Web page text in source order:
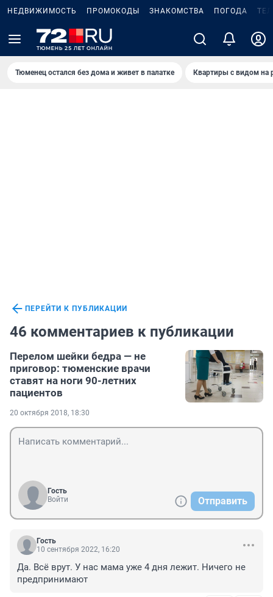
НЕДВИЖИМОСТЬ ПРОМОКОДЫ ЗНАКОМСТВА ПОГОДА
Тюменец остался без дома и живет в палатке Квартиры с видом на
ПЕРЕЙТИ К ПУБЛИКАЦИИ
46 комментариев к публикации
Перелом шейки бедра — не
приговор: тюменские врачи
ставят на ноги 90-летних
пациентов
20 октября 2018, 18:30
Гость
Войти
Отправить
Гость
10 сентября 2022, 16:20
Да. Всё врут. У нас мама уже 4 дня лежит. Ничего не
предпринимают